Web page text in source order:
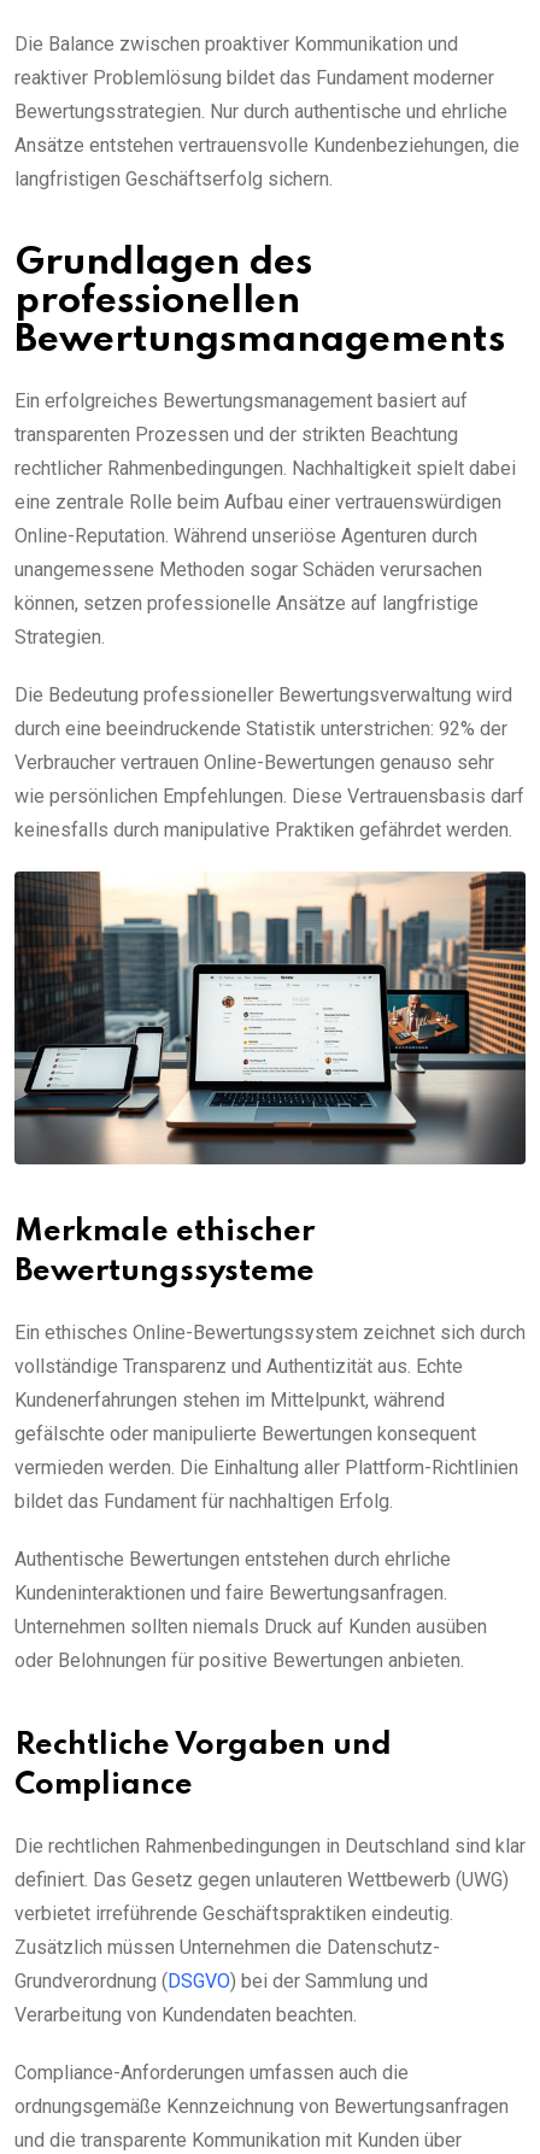
Die Balance zwischen proaktiver Kommunikation und
reaktiver Problemlösung bildet das Fundament moderner
Bewertungsstrategien. Nur durch authentische und ehrliche
Ansätze entstehen vertrauensvolle Kundenbeziehungen, die
langfristigen Geschäftserfolg sichern.
Grundlagen des
professionellen
Bewertungsmanagements
Ein erfolgreiches Bewertungsmanagement basiert auf
transparenten Prozessen und der strikten Beachtung
rechtlicher Rahmenbedingungen. Nachhaltigkeit spielt dabei
eine zentrale Rolle beim Aufbau einer vertrauenswürdigen
Online-Reputation. Während unseriöse Agenturen durch
unangemessene Methoden sogar Schäden verursachen
können, setzen professionelle Ansätze auf langfristige
Strategien.
Die Bedeutung professioneller Bewertungsverwaltung wird
durch eine beeindruckende Statistik unterstrichen: 92% der
Verbraucher vertrauen Online-Bewertungen genauso sehr
wie persönlichen Empfehlungen. Diese Vertrauensbasis darf
keinesfalls durch manipulative Praktiken gefährdet werden.
Merkmale ethischer
Bewertungssysteme
Ein ethisches Online-Bewertungssystem zeichnet sich durch
vollständige Transparenz und Authentizität aus. Echte
Kundenerfahrungen stehen im Mittelpunkt, während
gefälschte oder manipulierte Bewertungen konsequent
vermieden werden. Die Einhaltung aller Plattform-Richtlinien
bildet das Fundament für nachhaltigen Erfolg.
Authentische Bewertungen entstehen durch ehrliche
Kundeninteraktionen und faire Bewertungsanfragen.
Unternehmen sollten niemals Druck auf Kunden ausüben
oder Belohnungen für positive Bewertungen anbieten.
Rechtliche Vorgaben und
Compliance
Die rechtlichen Rahmenbedingungen in Deutschland sind klar
definiert. Das Gesetz gegen unlauteren Wettbewerb (UWG)
verbietet irreführende Geschäftspraktiken eindeutig.
Zusätzlich müssen Unternehmen die Datenschutz-
Grundverordnung (DSGVO) bei der Sammlung und
Verarbeitung von Kundendaten beachten.
Compliance-Anforderungen umfassen auch die
ordnungsgemäße Kennzeichnung von Bewertungsanfragen
und die transparente Kommunikation mit Kunden über